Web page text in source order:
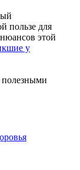
пользе для
этой
у
полезными